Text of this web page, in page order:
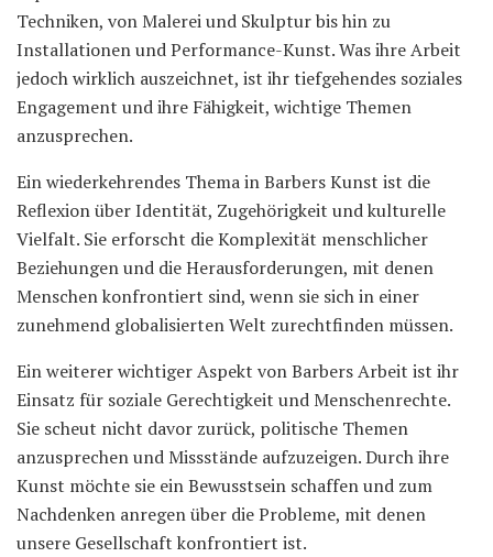
Techniken, von Malerei und Skulptur bis hin zu
Installationen und Performance-Kunst. Was ihre Arbeit
jedoch wirklich auszeichnet, ist ihr tiefgehendes soziales
Engagement und ihre Fähigkeit, wichtige Themen
anzusprechen.
Ein wiederkehrendes Thema in Barbers Kunst ist die
Reflexion über Identität, Zugehörigkeit und kulturelle
Vielfalt. Sie erforscht die Komplexität menschlicher
Beziehungen und die Herausforderungen, mit denen
Menschen konfrontiert sind, wenn sie sich in einer
zunehmend globalisierten Welt zurechtfinden müssen.
Ein weiterer wichtiger Aspekt von Barbers Arbeit ist ihr
Einsatz für soziale Gerechtigkeit und Menschenrechte.
Sie scheut nicht davor zurück, politische Themen
anzusprechen und Missstände aufzuzeigen. Durch ihre
Kunst möchte sie ein Bewusstsein schaffen und zum
Nachdenken anregen über die Probleme, mit denen
unsere Gesellschaft konfrontiert ist.